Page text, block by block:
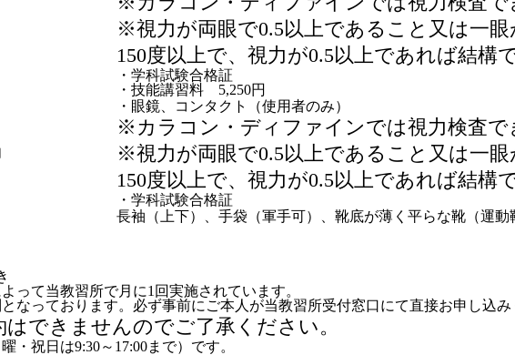
※視力が両眼で0.5以上であること又は一
150度以上で、視力が0.5以上であれば結構で
・学科試験合格証
・技能講習料 5,250円
・眼鏡、コンタクト（使用者のみ）
※カラコン・ディファインでは視力検査で
※視力が両眼で0.5以上であること又は一
150度以上で、視力が0.5以上であれば結構で
・学科試験合格証
長袖（上下）、手袋（軍手可）、靴底が薄く平らな靴（運
って当教習所で月に1回実施されています。
なっております。 必ず事前にご本人が当教習所受付窓口にて直接お申し込み
できませんのでご了承ください。
・祝日は9:30～17:00まで）です。